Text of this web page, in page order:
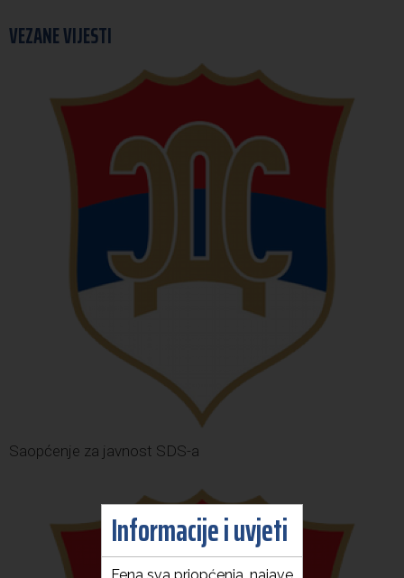
VEZANE VIJESTI
Saopćenje za javnost SDS-a
Informacije i uvjeti
Fena sva priopćenja, najave